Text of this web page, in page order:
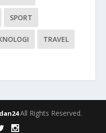
SPORT
TRAVEL
All Rights Reserved.